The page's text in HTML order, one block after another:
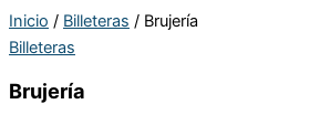
Inicio / Billeteras / Brujería
Billeteras
Brujería